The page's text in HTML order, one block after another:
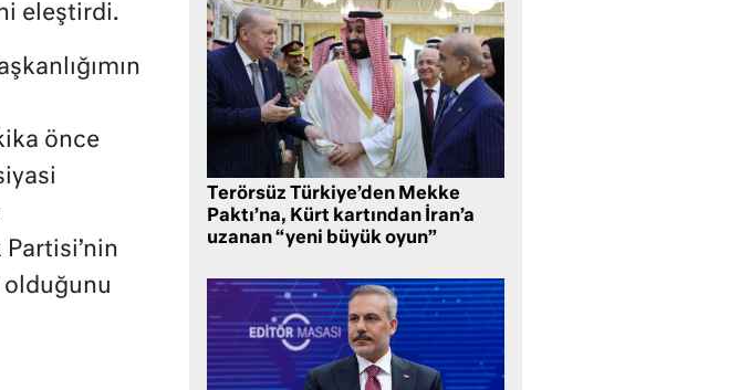
eleştirdi.
önce
olduğunu
Terörsüz Türkiye’den Mekke
Paktı’na, Kürt kartından İran’a
uzanan “yeni büyük oyun”